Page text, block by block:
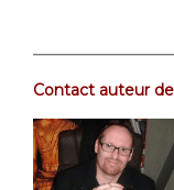
Contact auteur de